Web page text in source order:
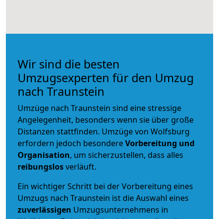
Wir sind die besten
Umzugsexperten für den Umzug
nach Traunstein
Umzüge nach Traunstein sind eine stressige
Angelegenheit, besonders wenn sie über große
Distanzen stattfinden. Umzüge von Wolfsburg
erfordern jedoch besondereVorbereitung und
Organisation, um sicherzustellen, dass alles
reibungslosverläuft.
Ein wichtiger Schritt bei der Vorbereitung eines
Umzugs nach Traunstein ist die Auswahl eines
zuverlässigen Umzugsunternehmens in